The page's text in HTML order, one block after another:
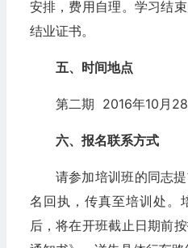
安排，费用自理。学习结
结业证书。
五、时间地点
第二期 2016年10月
六、报名联系方式
请参加培训班的同志
名回执，传真至培训处。
后，将在开班截止日期前